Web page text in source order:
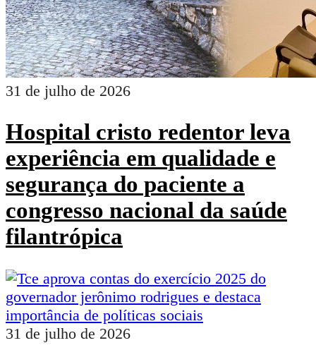
31 de julho de 2026
Hospital cristo redentor leva
experiência em qualidade e
segurança do paciente a
congresso nacional da saúde
filantrópica
31 de julho de 2026